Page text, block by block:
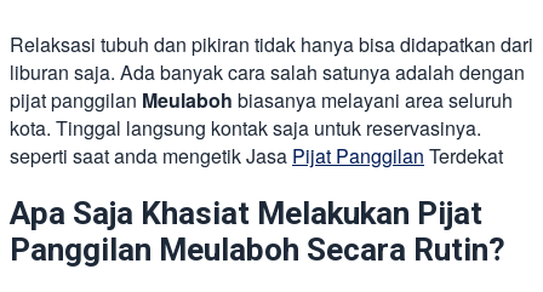
Relaksasi tubuh dan pikiran tidak hanya bisa didapatkan dari
liburan saja. Ada banyak cara salah satunya adalah dengan
pijat panggilan Meulaboh biasanya melayani area seluruh
kota. Tinggal langsung kontak saja untuk reservasinya.
seperti saat anda mengetik Jasa Pijat Panggilan Terdekat
Apa Saja Khasiat Melakukan Pijat
Panggilan Meulaboh Secara Rutin?